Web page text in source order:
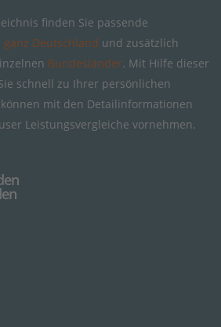
finden Sie passende
Deutschland und zusätzlich
Bundesländer. Mit Hilfe dieser
schnell zu Ihrer persönlichen
mit den Detailinformationen
Leistungsvergleiche vornehmen.